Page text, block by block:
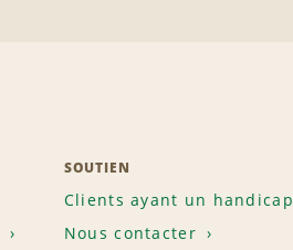
SOUTIEN
Clients ayant un handicap
Nous contacter